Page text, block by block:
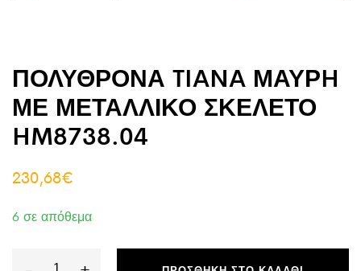
ΠΟΛΥΘΡΟΝΑ TIANA ΜΑΥΡH
ΜΕ ΜΕΤΑΛΛΙΚΟ ΣΚΕΛΕΤΟ
HM8738.04
230,68€
6 σε απόθεμα